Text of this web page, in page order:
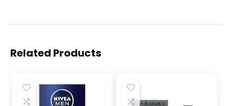
Related Products